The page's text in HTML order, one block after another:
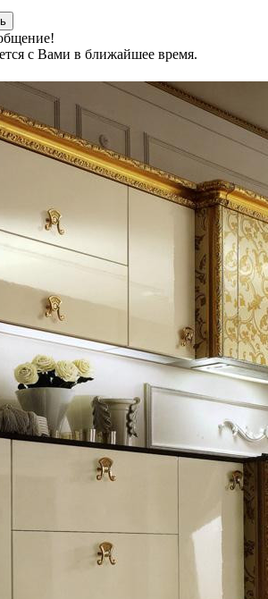
с Вами в ближайшее время.